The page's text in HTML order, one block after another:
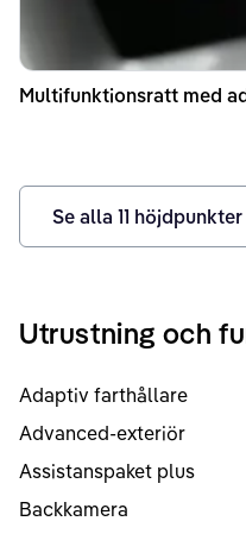
Multifunktionsratt med
Se alla 11 höjdpunkter
Utrustning och
Adaptiv farthållare
Advanced-exteriör
Assistanspaket plus
Backkamera